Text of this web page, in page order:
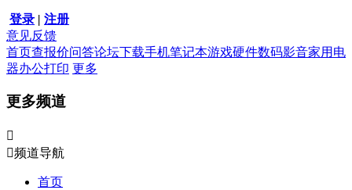
登录 | 注册
意见反馈
首页查报价问答论坛下载手机笔记本游戏硬件数码影音家用电
器办公打印 更多
更多频道

频道导航
首页